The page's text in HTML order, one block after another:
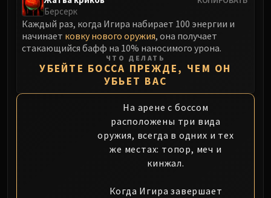
Lady Deathwhisper
Gunship Battle
Deathbringer Saurfang
Festergut
Rotface
Professor Putricide
Blood Prince Council
Blood-Queen Lana'thel
The Lich King
Берсерк
Каждый раз, когда Игира набирает 100 энергии и
начинает ковку нового оружия, она получает
стакающийся бафф на 10% наносимого урона.
ЧТО ДЕЛАТЬ
УБЕЙТЕ БОССА ПРЕЖДЕ, ЧЕМ ОН
УБЬЕТ ВАС
На арене с боссом
расположены три вида
оружия, всегда в одних и тех
же местах: топор, меч и
кинжал.
Когда Игира завершает